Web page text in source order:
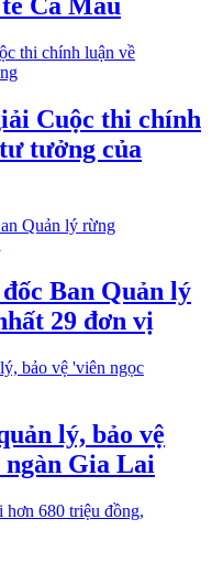
Cuộc thi chính
tưởng của
Ban Quản lý
29 đơn vị
lý, bảo vệ
ngàn Gia Lai